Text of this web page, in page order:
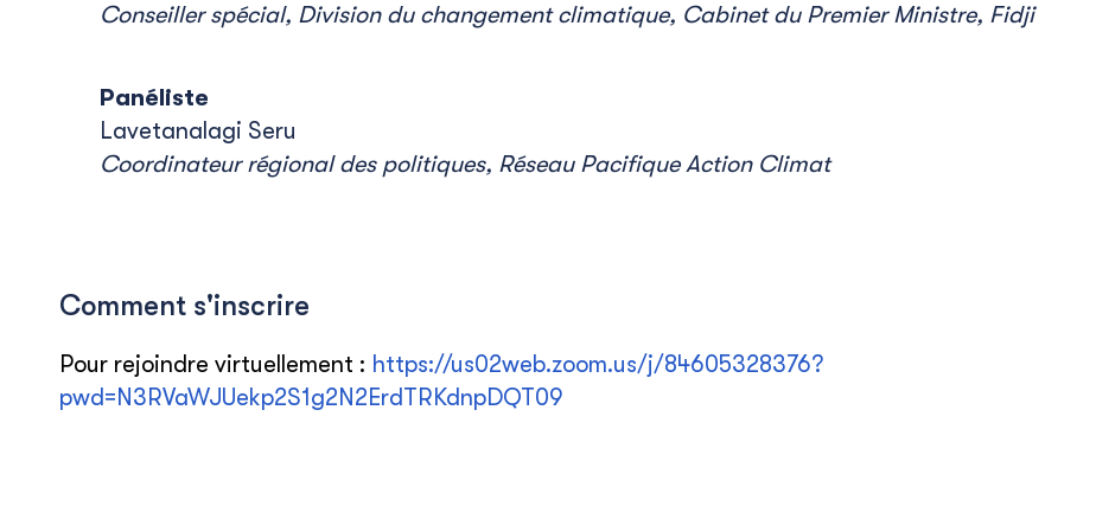
Conseiller spécial, Division du changement climatique, Cabinet du Premier Ministre, Fidji
Panéliste
Lavetanalagi Seru
Coordinateur régional des politiques, Réseau Pacifique Action Climat
Comment s'inscrire
Pour rejoindre virtuellement : https://us02web.zoom.us/j/84605328376?
pwd=N3RVaWJUekp2S1g2N2ErdTRKdnpDQT09